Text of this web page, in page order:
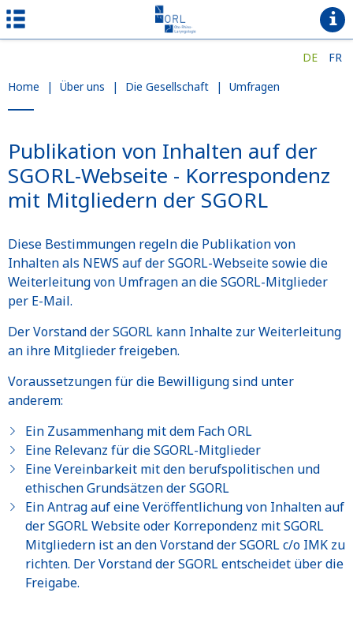
DE
FR
Home
| Über uns | Die Gesellschaft | Umfragen
Publikation von Inhalten auf der
SGORL-Webseite - Korrespondenz
mit Mitgliedern der SGORL
Diese Bestimmungen regeln die Publikation von
Inhalten als NEWS auf der SGORL-Webseite sowie die
Weiterleitung von Umfragen an die SGORL-Mitglieder
per E-Mail.
Der Vorstand der SGORL kann Inhalte zur Weiterleitung
an ihre Mitglieder freigeben.
Voraussetzungen für die Bewilligung sind unter
anderem:
Ein Zusammenhang mit dem Fach ORL
Eine Relevanz für die SGORL-Mitglieder
Eine Vereinbarkeit mit den berufspolitischen und
ethischen Grundsätzen der SGORL
Ein Antrag auf eine Veröffentlichung von Inhalten auf
der SGORL Website oder Korrepondenz mit SGORL
Mitgliedern ist an den Vorstand der SGORL c/o IMK zu
richten. Der Vorstand der SGORL entscheidet über die
Freigabe.